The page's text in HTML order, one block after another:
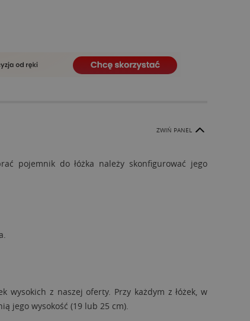
ZWIŃ PANEL
pojemnik do łóżka należy skonfigurować jego
wysokich z naszej oferty. Przy każdym z łóżek, w
jego wysokość (19 lub 25 cm).